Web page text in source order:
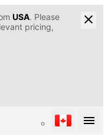
USA. Please
pricing,